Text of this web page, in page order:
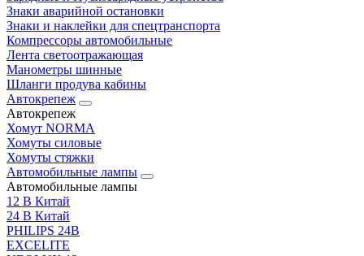
Знаки аварийной остановки
Знаки и наклейки для спецтранспорта
Компрессоры автомобильные
Лента светоотражающая
Манометры шинные
Шланги продува кабины
Автокрепеж
Автокрепеж
Хомут NORMA
Хомуты силовые
Хомуты стяжки
Автомобильные лампы
Автомобильные лампы
12 В Китай
24 В Китай
PHILIPS 24В
EXCELITE